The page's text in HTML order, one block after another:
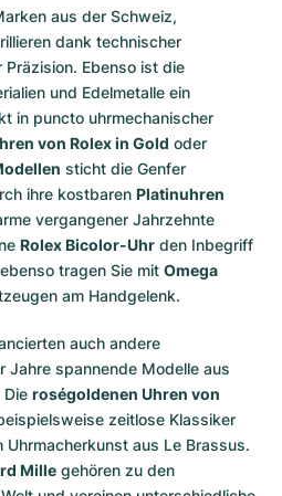
aus der Schweiz,
dank technischer
Ebenso ist die
und Edelmetalle ein
in puncto uhrmechanischer
von Rolex in Gold oder
sticht die Genfer
ihre kostbaren Platinuhren
vergangener Jahrzehnte
Rolex Bicolor-Uhr den Inbegriff
tragen Sie mit Omega
am Handgelenk.
auch andere
Jahre spannende Modelle aus
roségoldenen Uhren von
zeitlose Klassiker
aus Le Brassus.
Mille gehören zu den